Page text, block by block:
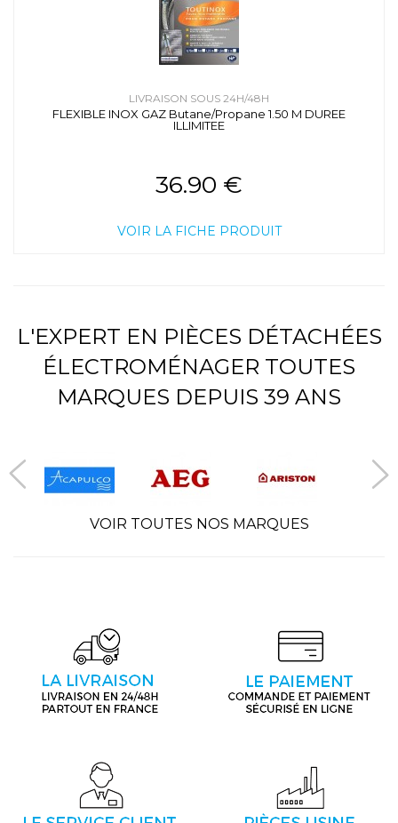
LIVRAISON SOUS 24H/48H
FLEXIBLE INOX GAZ Butane/Propane 1.50 M DUREE
ILLIMITEE
36.90 €
VOIR LA FICHE PRODUIT
L'EXPERT EN PIÈCES DÉTACHÉES
ÉLECTROMÉNAGER TOUTES
MARQUES DEPUIS 39 ANS
VOIR TOUTES NOS MARQUES